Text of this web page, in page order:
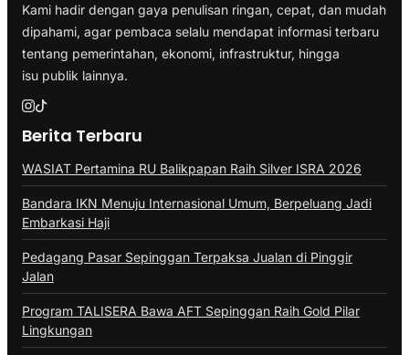
Kami hadir dengan gaya penulisan ringan, cepat, dan mudah
dipahami, agar pembaca selalu mendapat informasi terbaru
tentang pemerintahan, ekonomi, infrastruktur, hingga
isu publik lainnya.
Berita Terbaru
WASIAT Pertamina RU Balikpapan Raih Silver ISRA 2026
Bandara IKN Menuju Internasional Umum, Berpeluang Jadi
Embarkasi Haji
Pedagang Pasar Sepinggan Terpaksa Jualan di Pinggir
Jalan
Program TALISERA Bawa AFT Sepinggan Raih Gold Pilar
Lingkungan